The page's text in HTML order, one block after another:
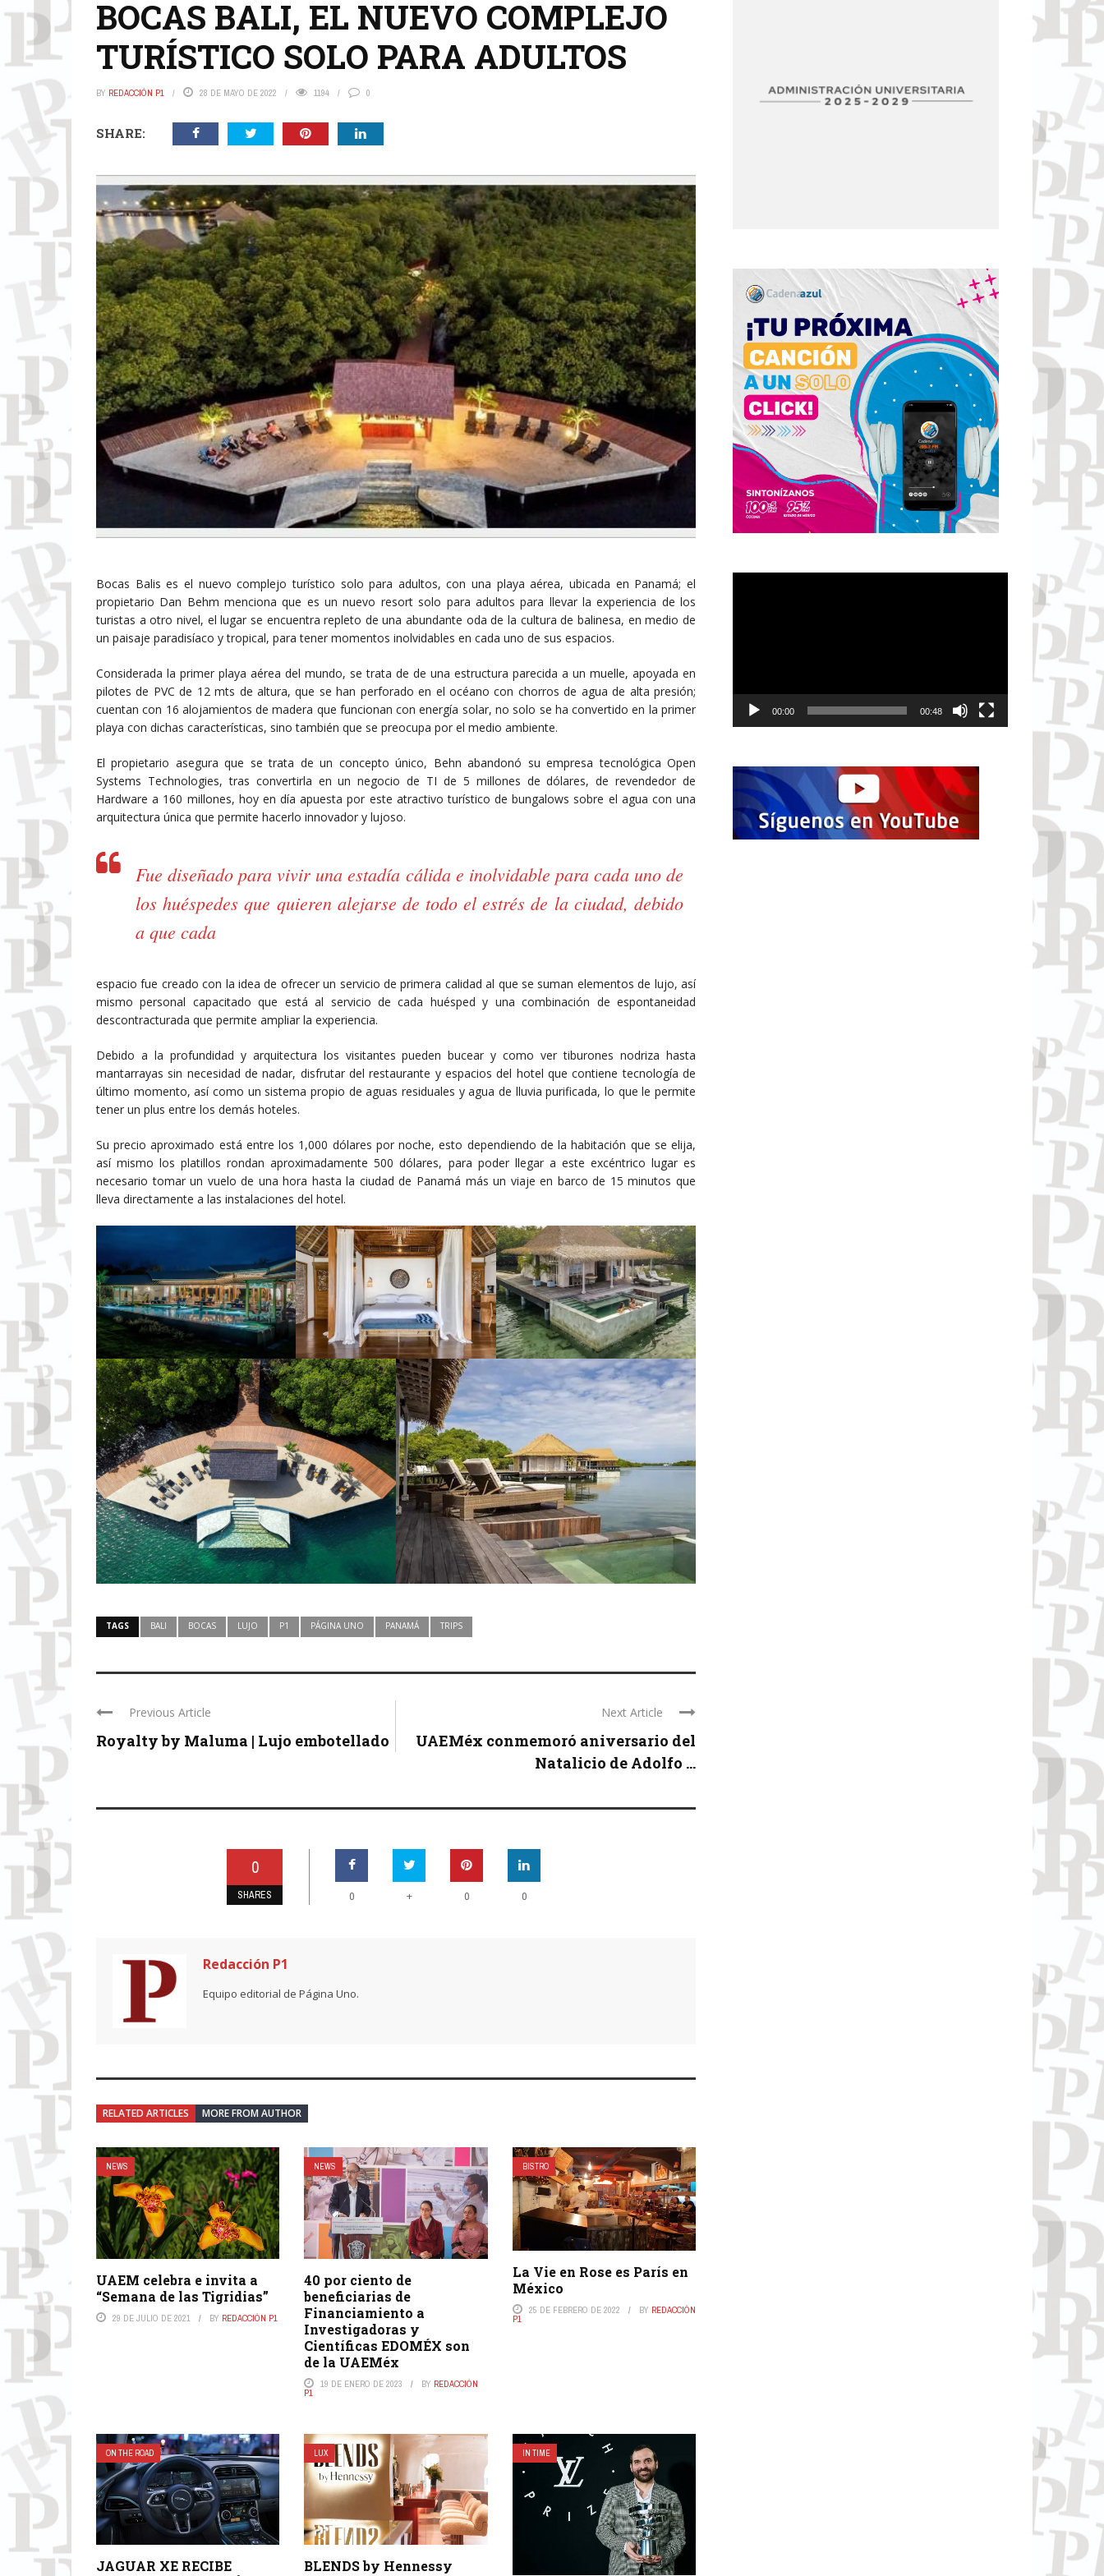
BOCAS BALI, EL NUEVO COMPLEJO
TURÍSTICO SOLO PARA ADULTOS
BY REDACCIÓN P1 28 DE MAYO DE 2022 1194 0
SHARE:
Bocas Balis es el nuevo complejo turístico solo para adultos, con una playa aérea, ubicada en Panamá; el
propietario Dan Behm menciona que es un nuevo resort solo para adultos para llevar la experiencia de los
turistas a otro nivel, el lugar se encuentra repleto de una abundante oda de la cultura de balinesa, en medio de
un paisaje paradisíaco y tropical, para tener momentos inolvidables en cada uno de sus espacios.
Considerada la primer playa aérea del mundo, se trata de de una estructura parecida a un muelle, apoyada en
pilotes de PVC de 12 mts de altura, que se han perforado en el océano con chorros de agua de alta presión;
cuentan con 16 alojamientos de madera que funcionan con energía solar, no solo se ha convertido en la primer
playa con dichas características, sino también que se preocupa por el medio ambiente.
El propietario asegura que se trata de un concepto único, Behn abandonó su empresa tecnológica Open
Systems Technologies, tras convertirla en un negocio de TI de 5 millones de dólares, de revendedor de
Hardware a 160 millones, hoy en día apuesta por este atractivo turístico de bungalows sobre el agua con una
arquitectura única que permite hacerlo innovador y lujoso.
Fue diseñado para vivir una estadía cálida e inolvidable para cada uno de
los huéspedes que quieren alejarse de todo el estrés de la ciudad, debido
a que cada
espacio fue creado con la idea de ofrecer un servicio de primera calidad al que se suman elementos de lujo, así
mismo personal capacitado que está al servicio de cada huésped y una combinación de espontaneidad
descontracturada que permite ampliar la experiencia.
Debido a la profundidad y arquitectura los visitantes pueden bucear y como ver tiburones nodriza hasta
mantarrayas sin necesidad de nadar, disfrutar del restaurante y espacios del hotel que contiene tecnología de
último momento, así como un sistema propio de aguas residuales y agua de lluvia purificada, lo que le permite
tener un plus entre los demás hoteles.
Su precio aproximado está entre los 1,000 dólares por noche, esto dependiendo de la habitación que se elija,
así mismo los platillos rondan aproximadamente 500 dólares, para poder llegar a este excéntrico lugar es
necesario tomar un vuelo de una hora hasta la ciudad de Panamá más un viaje en barco de 15 minutos que
lleva directamente a las instalaciones del hotel.
TAGS BALI BOCAS LUJO P1 PÁGINA UNO PANAMÁ TRIPS
Previous Article
Royalty by Maluma | Lujo embotellado
Next Article
UAEMéx conmemoró aniversario del
Natalicio de Adolfo ...
0
SHARES 0 + 0 0
Redacción P1
Equipo editorial de Página Uno.
RELATED ARTICLES MORE FROM AUTHOR
NEWS
UAEM celebra e invita a
“Semana de las Tigridias”
29 DE JULIO DE 2021 BY REDACCIÓN P1
NEWS
40 por ciento de
beneficiarias de
Financiamiento a
Investigadoras y
Científicas EDOMÉX son
de la UAEMéx
19 DE ENERO DE 2023 BY REDACCIÓN
P1
BISTRO
La Vie en Rose es París en
México
25 DE FEBRERO DE 2022 BY REDACCIÓN
P1
ON THE ROAD
JAGUAR XE RECIBE
LUX
BLENDS by Hennessy
IN TIME
00:00 00:48